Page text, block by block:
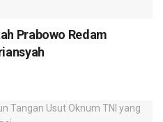
Prabowo Redam